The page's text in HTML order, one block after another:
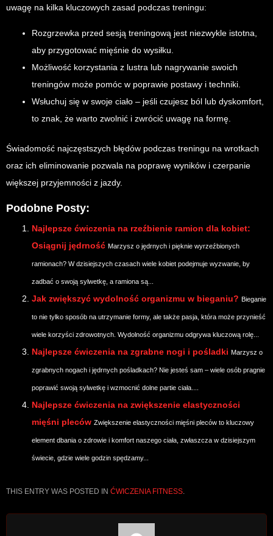
uwagę na kilka kluczowych zasad podczas treningu:
Rozgrzewka przed sesją treningową jest niezwykle istotna,
aby przygotować mięśnie do wysiłku.
Możliwość korzystania z lustra lub nagrywanie swoich
treningów może pomóc w poprawie postawy i techniki.
Wsłuchuj się w swoje ciało – jeśli czujesz ból lub dyskomfort,
to znak, że warto zwolnić i zwrócić uwagę na formę.
Świadomość najczęstszych błędów podczas treningu na wrotkach
oraz ich eliminowanie pozwala na poprawę wyników i czerpanie
większej przyjemności z jazdy.
Podobne Posty:
Najlepsze ćwiczenia na rzeźbienie ramion dla kobiet:
Osiągnij jędrność Marzysz o jędrnych i pięknie wyrzeźbionych
ramionach? W dzisiejszych czasach wiele kobiet podejmuje wyzwanie, by
zadbać o swoją sylwetkę, a ramiona są...
Jak zwiększyć wydolność organizmu w bieganiu? Bieganie
to nie tylko sposób na utrzymanie formy, ale także pasja, która może przynieść
wiele korzyści zdrowotnych. Wydolność organizmu odgrywa kluczową rolę...
Najlepsze ćwiczenia na zgrabne nogi i pośladki Marzysz o
zgrabnych nogach i jędrnych pośladkach? Nie jesteś sam – wiele osób pragnie
poprawić swoją sylwetkę i wzmocnić dolne partie ciała....
Najlepsze ćwiczenia na zwiększenie elastyczności
mięśni pleców Zwiększenie elastyczności mięśni pleców to kluczowy
element dbania o zdrowie i komfort naszego ciała, zwłaszcza w dzisiejszym
świecie, gdzie wiele godzin spędzamy...
THIS ENTRY WAS POSTED IN ĆWICZENIA FITNESS